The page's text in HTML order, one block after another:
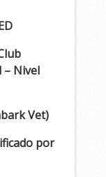
– Nivel
Vet)
por